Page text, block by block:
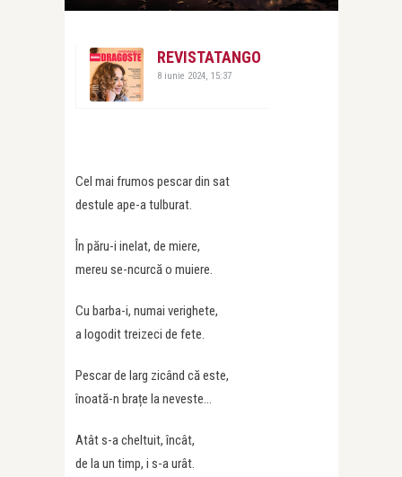
REVISTATANGO
8 iunie 2024, 15:37
Cel mai frumos pescar din sat
destule ape-a tulburat.
În păru-i inelat, de miere,
mereu se-ncurcă o muiere.
Cu barba-i, numai verighete,
a logodit treizeci de fete.
Pescar de larg zicând că este,
înoată-n brațe la neveste…
Atât s-a cheltuit, încât,
de la un timp, i s-a urât.